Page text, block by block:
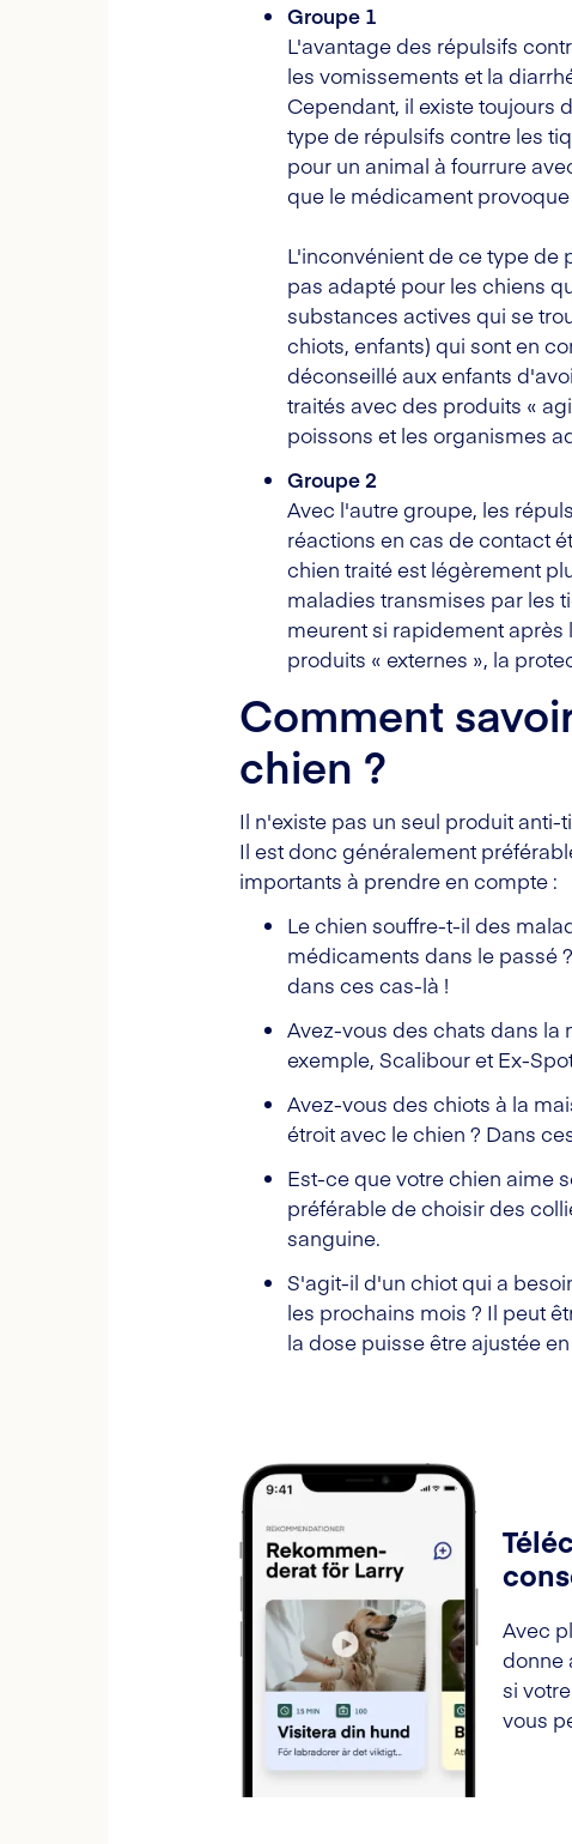
Groupe 1
L'avantage des répulsifs
les vomissements et la
Cependant, il existe toujours
type de répulsifs contre les
pour un animal à fourrure
que le médicament
L'inconvénient de ce type de
pas adapté pour les chiens
substances actives qui se
chiots, enfants) qui sont en
déconseillé aux enfants
traités avec des produits «
poissons et les organismes
Groupe 2
Avec l'autre groupe, les
réactions en cas de contact
chien traité est légèrement
maladies transmises par les
meurent si rapidement
produits « externes », la
Comment
chien ?
Il n'existe pas un seul produit
Il est donc généralement
importants à prendre en compte :
Le chien souffre-t-il des
médicaments dans le passé
dans ces cas-là !
Avez-vous des chats dans la
exemple, Scalibour et Ex-
Avez-vous des chiots à la
étroit avec le chien ? Dans
Est-ce que votre chien aime
préférable de choisir des
sanguine.
S'agit-il d'un chiot qui a
les prochains mois ? Il peut
la dose puisse être ajustée
Avec
donne
si
vous